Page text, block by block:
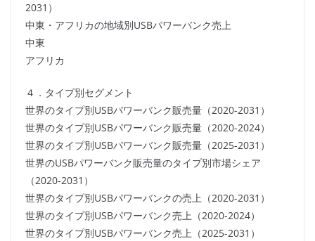
2031）
中東・アフリカの地域別USBパワーバンク売上
中東
アフリカ
４．タイプ別セグメント
世界のタイプ別USBパワーバンク販売量（2020-2031）
世界のタイプ別USBパワーバンク販売量（2020-2024）
世界のタイプ別USBパワーバンク販売量（2025-2031）
世界のUSBパワーバンク販売量のタイプ別市場シェア
（2020-2031）
世界のタイプ別USBパワーバンクの売上（2020-2031）
世界のタイプ別USBパワーバンク売上（2020-2024）
世界のタイプ別USBパワーバンク売上（2025-2031）